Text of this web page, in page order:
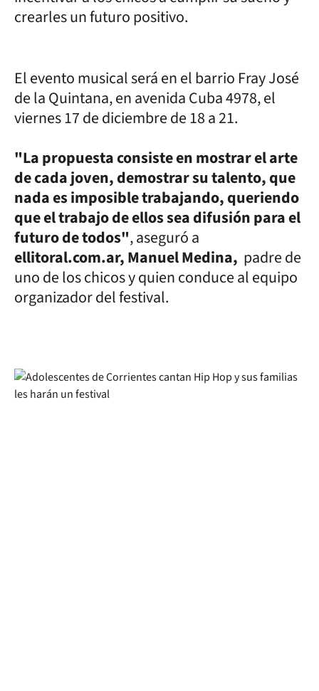
crearles un futuro positivo.
El evento musical será en el barrio Fray José
de la Quintana, en avenida Cuba 4978, el
viernes 17 de diciembre de 18 a 21.
"La propuesta consiste en mostrar el arte
de cada joven, demostrar su talento, que
nada es imposible trabajando, queriendo
que el trabajo de ellos sea difusión para el
futuro de todos", aseguró a
ellitoral.com.ar, Manuel Medina, padre de
uno de los chicos y quien conduce al equipo
organizador del festival.